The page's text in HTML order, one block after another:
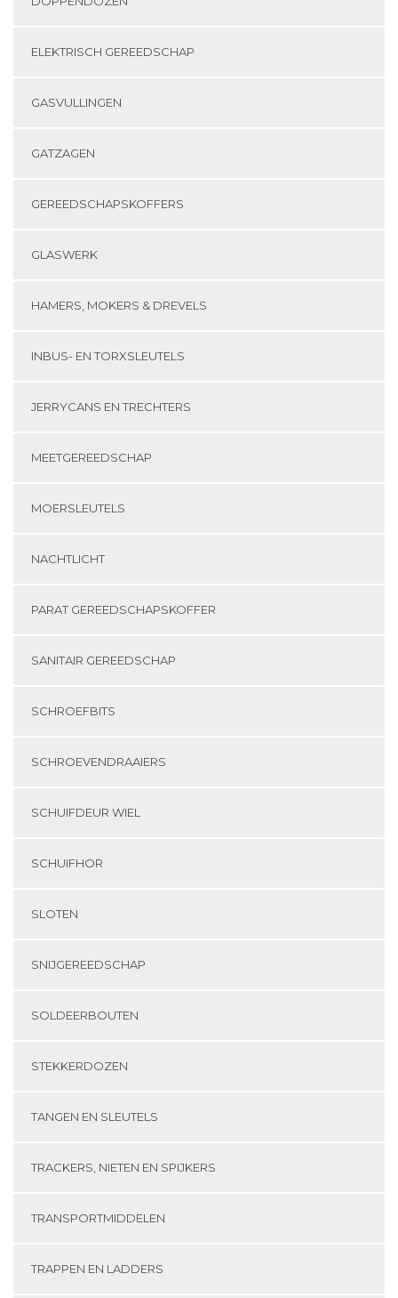
ELEKTRISCH GEREEDSCHAP
GASVULLINGEN
GATZAGEN
GEREEDSCHAPSKOFFERS
GLASWERK
HAMERS, MOKERS & DREVELS
INBUS- EN TORXSLEUTELS
JERRYCANS EN TRECHTERS
MEETGEREEDSCHAP
MOERSLEUTELS
NACHTLICHT
PARAT GEREEDSCHAPSKOFFER
SANITAIR GEREEDSCHAP
SCHROEFBITS
SCHROEVENDRAAIERS
SCHUIFDEUR WIEL
SCHUIFHOR
SLOTEN
SNIJGEREEDSCHAP
SOLDEERBOUTEN
STEKKERDOZEN
TANGEN EN SLEUTELS
TRACKERS, NIETEN EN SPIJKERS
TRANSPORTMIDDELEN
TRAPPEN EN LADDERS